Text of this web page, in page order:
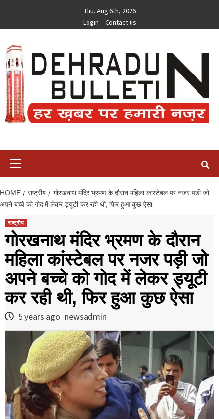
content
Thu. Aug 6th, 2026
Login
Contact us
HOME राष्ट्रीय
गोरखनाथ मंद‍िर भ्रमण के दौरान महिला कांस्टेबल पर नजर पड़ी जो
अपने बच्चे को गोद में लेकर ड्यूटी कर रही थी, फ‍िर हुआ कुछ ऐसा
राष्ट्रीय
गोरखनाथ मंद‍िर भ्रमण के दौरान
महिला कांस्टेबल पर नजर पड़ी जो
अपने बच्चे को गोद में लेकर ड्यूटी
कर रही थी, फ‍िर हुआ कुछ ऐसा
5 years ago newsadmin